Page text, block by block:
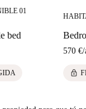
01
bed
570 €/
lock